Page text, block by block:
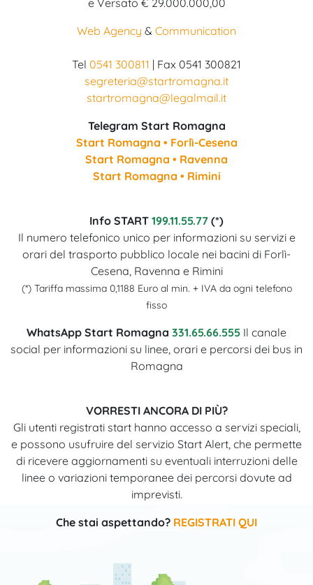
Web Agency & Communication
Tel 0541 300811 | Fax 0541 300821
segreteria@startromagna.it
startromagna@legalmail.it
Telegram Start Romagna
Start Romagna • Forlì-Cesena
Start Romagna • Ravenna
Start Romagna • Rimini
Info START 199.11.55.77 (*)
Il numero telefonico unico per informazioni su servizi e
orari del trasporto pubblico locale nei bacini di Forlì-
Cesena, Ravenna e Rimini
(*) Tariffa massima 0,1188 Euro al min. + IVA da ogni telefono
fisso
WhatsApp Start Romagna 331.65.66.555 Il canale
social per informazioni su linee, orari e percorsi dei bus in
Romagna
VORRESTI ANCORA DI PIÙ?
Gli utenti registrati start hanno accesso a servizi speciali,
e possono usufruire del servizio Start Alert, che permette
di ricevere aggiornamenti su eventuali interruzioni delle
linee o variazioni temporanee dei percorsi dovute ad
imprevisti.
Che stai aspettando? REGISTRATI QUI